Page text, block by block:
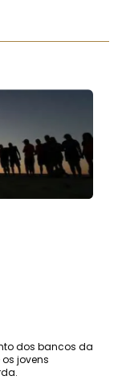
dos bancos da
jovens